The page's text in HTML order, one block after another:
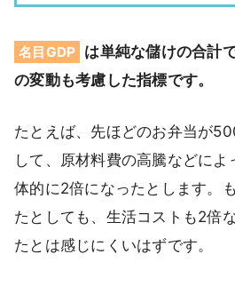
名目GDP は単純な儲けの合計で
の変動も考慮した指標です。
たとえば、先ほどのお弁当が
して、原材料費の高騰などに
体的に2倍になったとします。
たとしても、生活コストも2倍
たとは感じにくいはずです。